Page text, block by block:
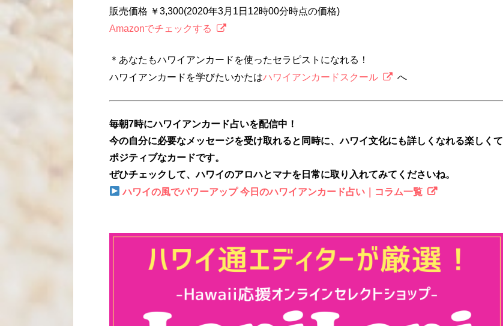
販売価格 ￥3,300(2020年3月1日12時00分時点の価格)
Amazonでチェックする
＊あなたもハワイアンカードを使ったセラピストになれる！
ハワイアンカードを学びたいかたはハワイアンカードスクール へ
毎朝7時にハワイアンカード占いを配信中！
今の自分に必要なメッセージを受け取れると同時に、ハワイ文化にも詳しくなれる楽しくて
ポジティブなカードです。
ぜひチェックして、ハワイのアロハとマナを日常に取り入れてみてくださいね。
ハワイの風でパワーアップ 今日のハワイアンカード占い｜コラム一覧